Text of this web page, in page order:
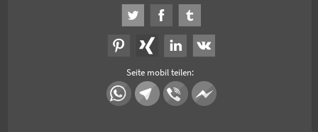
Seite mobil teilen: